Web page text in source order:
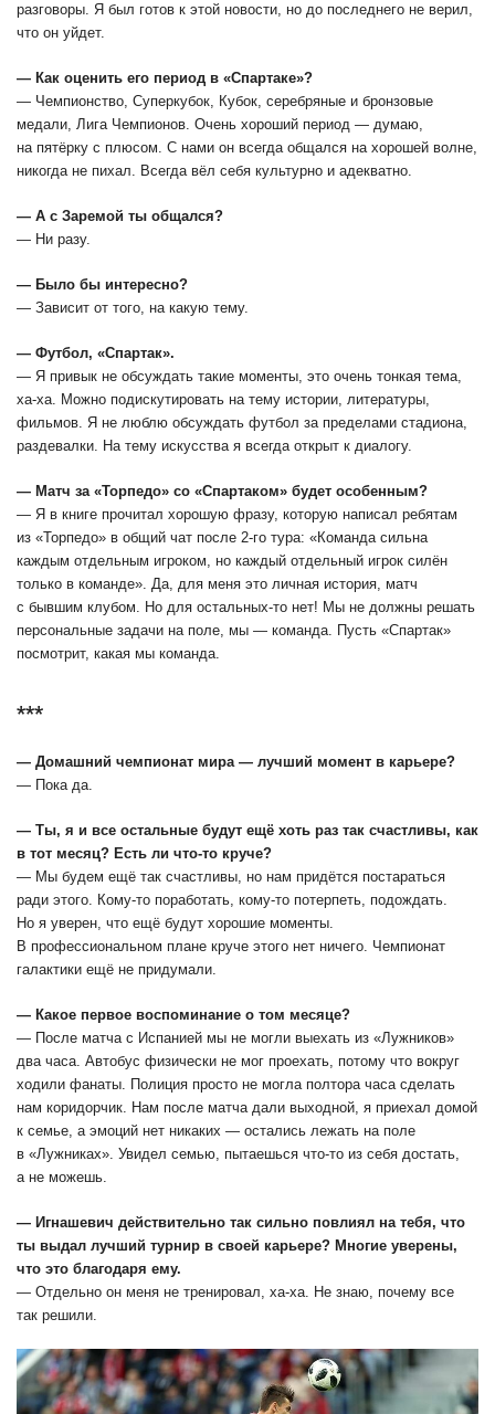
разговоры. Я был готов к этой новости, но до последнего не верил,
что он уйдет.
― Как оценить его период в «Спартаке»?
― Чемпионство, Суперкубок, Кубок, серебряные и бронзовые
медали, Лига Чемпионов. Очень хороший период — думаю,
на пятёрку с плюсом. С нами он всегда общался на хорошей волне,
никогда не пихал. Всегда вёл себя культурно и адекватно.
― А с Заремой ты общался?
― Ни разу.
― Было бы интересно?
― Зависит от того, на какую тему.
― Футбол, «Спартак».
― Я привык не обсуждать такие моменты, это очень тонкая тема,
ха-ха. Можно подискутировать на тему истории, литературы,
фильмов. Я не люблю обсуждать футбол за пределами стадиона,
раздевалки. На тему искусства я всегда открыт к диалогу.
― Матч за «Торпедо» со «Спартаком» будет особенным?
― Я в книге прочитал хорошую фразу, которую написал ребятам
из «Торпедо» в общий чат после 2-го тура: «Команда сильна
каждым отдельным игроком, но каждый отдельный игрок силён
только в команде». Да, для меня это личная история, матч
с бывшим клубом. Но для остальных-то нет! Мы не должны решать
персональные задачи на поле, мы — команда. Пусть «Спартак»
посмотрит, какая мы команда.
***
― Домашний чемпионат мира ― лучший момент в карьере?
― Пока да.
― Ты, я и все остальные будут ещё хоть раз так счастливы, как
в тот месяц? Есть ли что-то круче?
― Мы будем ещё так счастливы, но нам придётся постараться
ради этого. Кому-то поработать, кому-то потерпеть, подождать.
Но я уверен, что ещё будут хорошие моменты.
В профессиональном плане круче этого нет ничего. Чемпионат
галактики ещё не придумали.
― Какое первое воспоминание о том месяце?
― После матча с Испанией мы не могли выехать из «Лужников»
два часа. Автобус физически не мог проехать, потому что вокруг
ходили фанаты. Полиция просто не могла полтора часа сделать
нам коридорчик. Нам после матча дали выходной, я приехал домой
к семье, а эмоций нет никаких ― остались лежать на поле
в «Лужниках». Увидел семью, пытаешься что-то из себя достать,
а не можешь.
― Игнашевич действительно так сильно повлиял на тебя, что
ты выдал лучший турнир в своей карьере? Многие уверены,
что это благодаря ему.
― Отдельно он меня не тренировал, ха-ха. Не знаю, почему все
так решили.